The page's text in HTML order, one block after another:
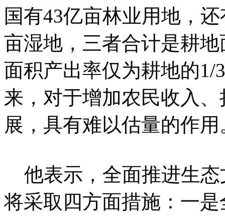
国有43亿亩林业用地，
亩湿地，三者合计是耕
面积产出率仅为耕地的1/
来，对于增加农民收入
展，具有难以估量的作
他表示，全面推进生态
将采取四方面措施：一